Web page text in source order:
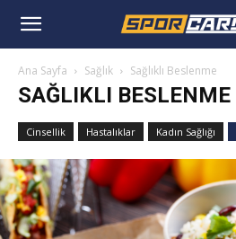
Ana Sayfa Sağlık Sağlıklı Beslenme
SAĞLIKLI BESLENME
Cinsellik Hastalıklar Kadın Sağlığı